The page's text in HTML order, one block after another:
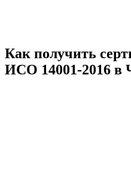
Как получить
ИСО 14001-2016 в